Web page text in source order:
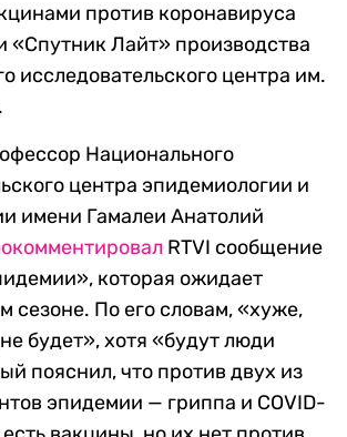
против коронавируса
«Спутник Лайт» производства
исследовательского центра им.
Национального
центра эпидемиологии и
имени Гамалеи Анатолий
RTVI сообщение
которая ожидает
сезоне. По его словам, «хуже,
будет», хотя «будут люди
пояснил, что против двух из
эпидемии — гриппа и COVID-